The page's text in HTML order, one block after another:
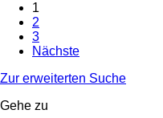
1
2
3
Nächste
Zur erweiterten Suche
Gehe zu